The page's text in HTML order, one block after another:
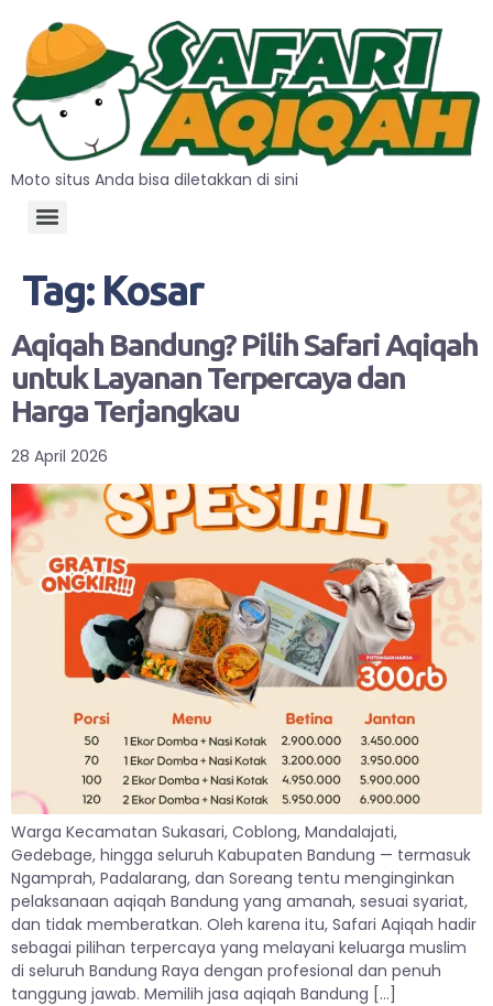
Moto situs Anda bisa diletakkan di sini
Tag: Kosar
Aqiqah Bandung? Pilih Safari Aqiqah
untuk Layanan Terpercaya dan
Harga Terjangkau
28 April 2026
Warga Kecamatan Sukasari, Coblong, Mandalajati,
Gedebage, hingga seluruh Kabupaten Bandung — termasuk
Ngamprah, Padalarang, dan Soreang tentu menginginkan
pelaksanaan aqiqah Bandung yang amanah, sesuai syariat,
dan tidak memberatkan. Oleh karena itu, Safari Aqiqah hadir
sebagai pilihan terpercaya yang melayani keluarga muslim
di seluruh Bandung Raya dengan profesional dan penuh
tanggung jawab. Memilih jasa aqiqah Bandung […]